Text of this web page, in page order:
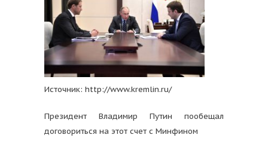
Источник: http://www.kremlin.ru/
Президент Владимир Путин пообещал
договориться на этот счет с Минфином